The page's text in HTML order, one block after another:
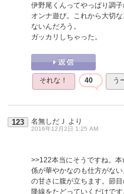
伊野尾くんってやっぱり調
オンナ遊び。これから大切
ないんだろう。
ガッカリしちゃった。
それな！ 40 う
123 名無しだＪ より
2016年12月2日 1:25 AM
>>122本当にそうですね。
係が華やかなのも仕方がな
の甘さに腹が立ちます。節
降線をたどっていくだけで